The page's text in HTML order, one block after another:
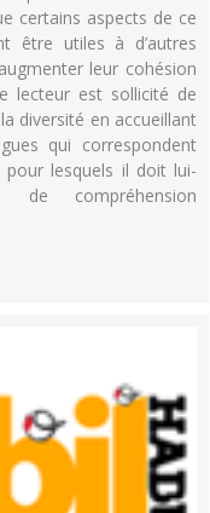
certains aspects de ce
être utiles à d’autres
leur cohésion
lecteur est sollicité de
diversité en accueillant
qui correspondent
lesquels il doit lui-
compréhension